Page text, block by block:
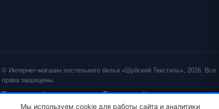
© Интернет-магазин постельного белья «Шуйский Текстиль», 2026. Все
права защищены.
Политика конфиденциальности
Политика cookie
ID: crt cst ·Мы используем cookie для работы сайта и аналитики